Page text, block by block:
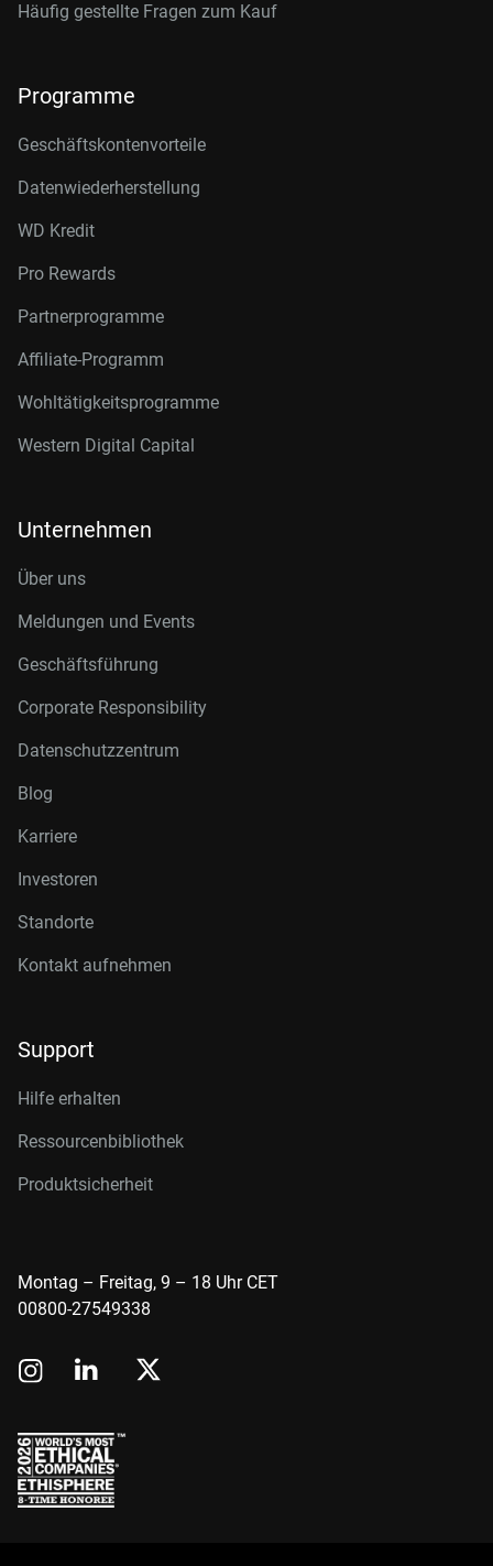
Häufig gestellte Fragen zum Kauf
Programme
Geschäftskontenvorteile
Datenwiederherstellung
WD Kredit
Pro Rewards
Partnerprogramme
Affiliate-Programm
Wohltätigkeitsprogramme
Western Digital Capital
Unternehmen
Über uns
Meldungen und Events
Geschäftsführung
Corporate Responsibility
Datenschutzzentrum
Blog
Karriere
Investoren
Standorte
Kontakt aufnehmen
Support
Hilfe erhalten
Ressourcenbibliothek
Produktsicherheit
Montag – Freitag, 9 – 18 Uhr CET
00800-27549338